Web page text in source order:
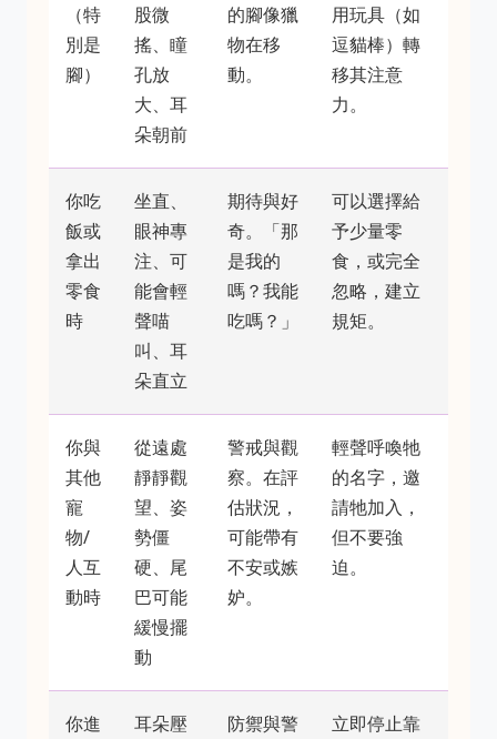
（特
別是
腳）
股微
搖、瞳
孔放
大、耳
朵朝前
的腳像獵
物在移
動。
用玩具（如
逗貓棒）轉
移其注意
力。
你吃
飯或
拿出
零食
時
坐直、
眼神專
注、可
能會輕
聲喵
叫、耳
朵直立
期待與好
奇。「那
是我的
嗎？我能
吃嗎？」
可以選擇給
予少量零
食，或完全
忽略，建立
規矩。
你與
其他
寵
物/
人互
動時
從遠處
靜靜觀
望、姿
勢僵
硬、尾
巴可能
緩慢擺
動
警戒與觀
察。在評
估狀況，
可能帶有
不安或嫉
妒。
輕聲呼喚牠
的名字，邀
請牠加入，
但不要強
迫。
你進
耳朵壓
防禦與警
立即停止靠